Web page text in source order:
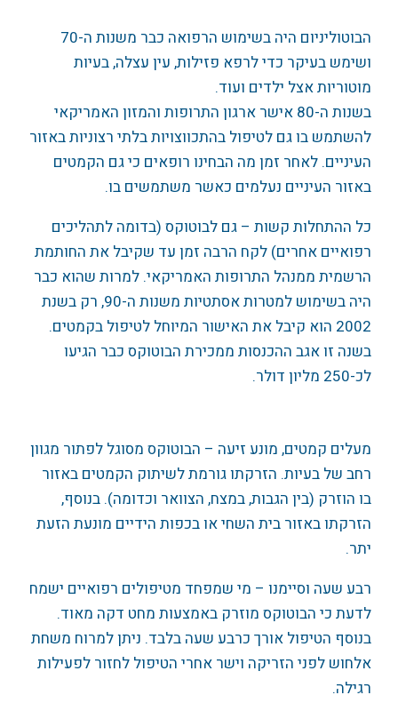
הבוטוליניום היה בשימוש הרפואה כבר משנות ה-70
ושימש בעיקר כדי לרפא פזילות, עין עצלה, בעיות
מוטוריות אצל ילדים ועוד.
בשנות ה-80 אישר ארגון התרופות והמזון האמריקאי
להשתמש בו גם לטיפול בהתכווצויות בלתי רצוניות באזור
העיניים. לאחר זמן מה הבחינו רופאים כי גם הקמטים
באזור העיניים נעלמים כאשר משתמשים בו.
כל ההתחלות קשות – גם לבוטוקס (בדומה לתהליכים
רפואיים אחרים) לקח הרבה זמן עד שקיבל את החותמת
הרשמית ממנהל התרופות האמריקאי. למרות שהוא כבר
היה בשימוש למטרות אסתטיות משנות ה-90, רק בשנת
2002 הוא קיבל את האישור המיוחל לטיפול בקמטים.
בשנה זו אגב ההכנסות ממכירת הבוטוקס כבר הגיעו
לכ-250 מליון דולר.
מעלים קמטים, מונע זיעה – הבוטוקס מסוגל לפתור מגוון
רחב של בעיות. הזרקתו גורמת לשיתוק הקמטים באזור
בו הוזרק (בין הגבות, במצח, הצוואר וכדומה). בנוסף,
הזרקתו באזור בית השחי או בכפות הידיים מונעת הזעת
יתר.
רבע שעה וסיימנו – מי שמפחד מטיפולים רפואיים ישמח
לדעת כי הבוטוקס מוזרק באמצעות מחט דקה מאוד.
בנוסף הטיפול אורך כרבע שעה בלבד. ניתן למרוח משחת
אלחוש לפני הזריקה וישר אחרי הטיפול לחזור לפעילות
רגילה.